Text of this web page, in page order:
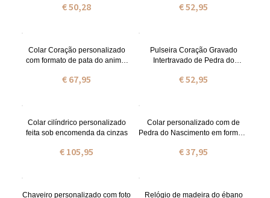
€ 50,28 € 52,95
Colar Coração personalizado
com formato de pata do animal
€ 67,95
Pulseira Coração Gravado
Intertravado de Pedra do
€ 52,95
Colar cilíndrico personalizado
feita sob encomenda da cinzas
€ 105,95
Colar personalizado com de
Pedra do Nascimento em formato
€ 37,95
Chaveiro personalizado com foto
Relógio de madeira do ébano